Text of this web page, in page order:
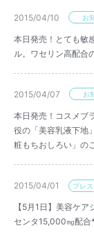
2015/04/10 お
本日発売！とても敏
ル。ワセリン高配合
2015/04/07 お
本日発売！コスメブ
役の「美容乳液下地
粧もちおしろい」の
2015/04/01 プレ
【5月1日】美容ケ
センタ15,000㎎配合